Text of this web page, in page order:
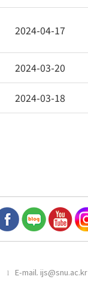
2024-04-17
2024-03-20
2024-03-18
l E-mail. ijs@snu.ac.kr